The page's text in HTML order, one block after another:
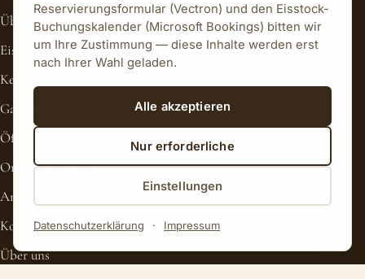
Übernachten
Eisstockschießen
Kegelbahnen
Galerie
Öffnungszeiten
Online reservieren
Anfahrt
Kontakt
Über uns
Reservierungsformular (Vectron) und den Eisstock-
Buchungskalender (Microsoft Bookings) bitten wir
um Ihre Zustimmung — diese Inhalte werden erst
nach Ihrer Wahl geladen.
Alle akzeptieren
Nur erforderliche
Einstellungen
Datenschutzerklärung · Impressum